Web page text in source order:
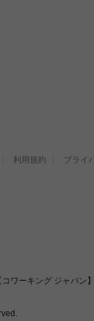
利用規約 プライ
ワーキング ジャパン】